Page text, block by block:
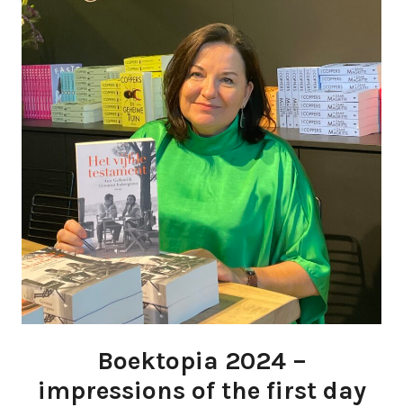
Boektopia 2024 –
impressions of the first day